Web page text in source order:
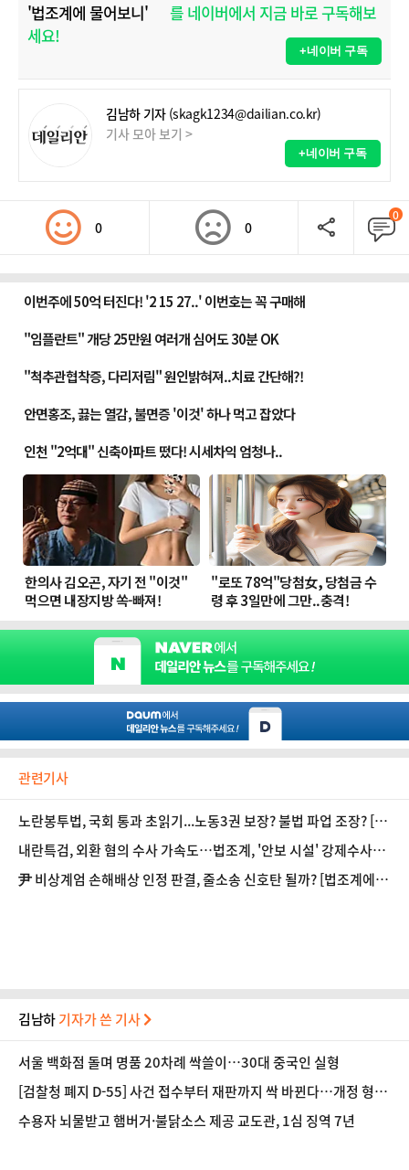
'법조계에 물어보니'
를 네이버에서 지금 바로 구독해보
세요!
+네이버 구독
김남하 기자 (skagk1234@dailian.co.kr)
기사 모아 보기 >
+네이버 구독
0 0
0
관련기사
노란봉투법, 국회 통과 초읽기...노동3권 보장? 불법 파업 조장? [법
조계에 물어보니 667]
내란특검, 외환 혐의 수사 가속도…법조계, '안보 시설' 강제수사에
우려
尹 비상계엄 손해배상 인정 판결, 줄소송 신호탄 될까? [법조계에 물
김남하기자가 쓴 기사
서울 백화점 돌며 명품 20차례 싹쓸이…30대 중국인 실형
[검찰청 폐지 D-55] 사건 접수부터 재판까지 싹 바뀐다…개정 형소
법, 무엇이 달라지나
수용자 뇌물받고 햄버거·불닭소스 제공 교도관, 1심 징역 7년